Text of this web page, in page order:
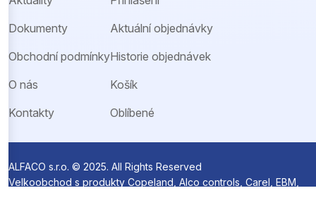
Dokumenty
Obchodní podmínky
O nás
Kontakty
Aktuální objednávky
Historie objednávek
Košík
Oblíbené
ALFACO s.r.o. © 2025. All Rights Reserved
Velkoobchod s produkty Copeland, Alco controls, Carel, EBM,